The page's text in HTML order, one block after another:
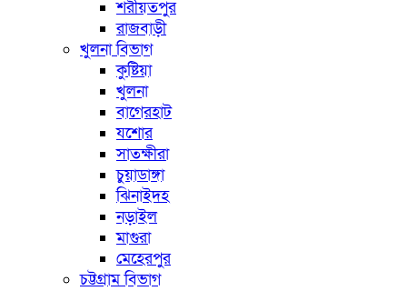
শরীয়তপুর
রাজবাড়ী
খুলনা বিভাগ
কুষ্টিয়া
খুলনা
বাগেরহাট
যশোর
সাতক্ষীরা
চুয়াডাঙ্গা
ঝিনাইদহ
নড়াইল
মাগুরা
মেহেরপুর
চট্টগ্রাম বিভাগ